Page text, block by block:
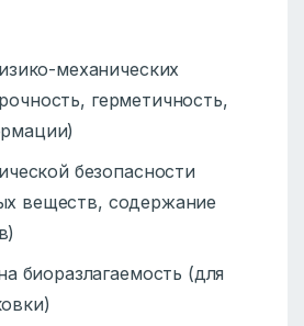
механических
герметичность,
безопасности
веществ, содержание
биоразлагаемость (для